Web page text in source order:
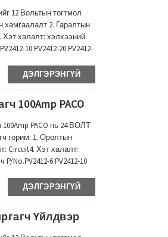
12 Вольтын тогтмол
хамгаалалт 2. Гаралтын
Хэт халалт: хэлхээний
10 PV2412-20 PV2412-
ДЭЛГЭРЭНГҮЙ
100Amp PACO
PACO нь 24 ВОЛТ
горим: 1. Оролтын
Circuit4. Хэт халалт:
No.PV2412-6 PV2412-10
ДЭЛГЭРЭНГҮЙ
Үйлдвэр